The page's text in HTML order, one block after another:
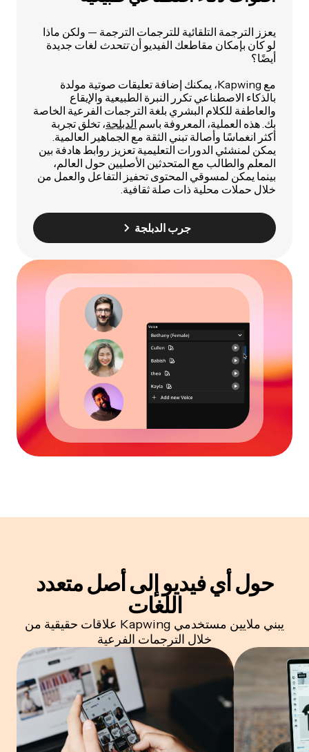
يعزز الترجمة التلقائية للترجمات الترجمة — ولكن ماذا
لو كان بإمكان مقاطعك الفيديو أنتتحدث لغات جديدة
أيضًا؟
مع Kapwing، يمكنك إضافة تعليقات صوتية مولدة
بالذكاء الاصطناعي تكرر النبرة الطبيعية والإيقاع
والعاطفة للكلام البشري بلغة الترجمات الفرعية الخاصة
بك. هذه العملية، المعروفة باسم الدبلجة، تخلق تجربة
أكثر انغماسًا وأصالة تبني الثقة مع الجماهير العالمية.
يمكن لمنشئي الدورات التعليمية تعزيز روابط هادفة بين
المعلم والطالب مع المتحدثين الأصليين حول العالم،
بينما يمكن لمسوقي المحتوى تحفيز التفاعل والعمل من
خلال حملات محلية ذات صلة ثقافية.
جرب الدبلجة
حول أي فيديو إلى أصل متعدد
اللغات
يبني ملايين مستخدمي Kapwing علاقات حقيقية من
خلال الترجمات الفرعية